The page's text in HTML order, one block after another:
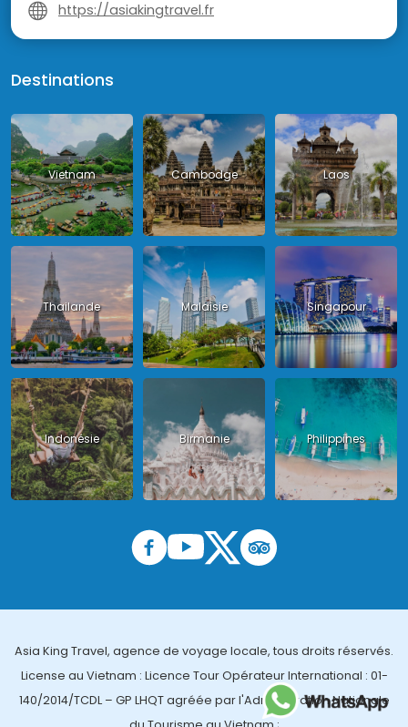
https://asiakingtravel.fr
Destinations
Vietnam Cambodge Laos
Thailande Malaisie Singapour
Indonésie Birmanie Philippines
Asia King Travel, agence de voyage locale, tous droits réservés.
License au Vietnam : Licence Tour Opérateur International : 01-
140/2014/TCDL – GP LHQT agréée par l'Administration Nationale